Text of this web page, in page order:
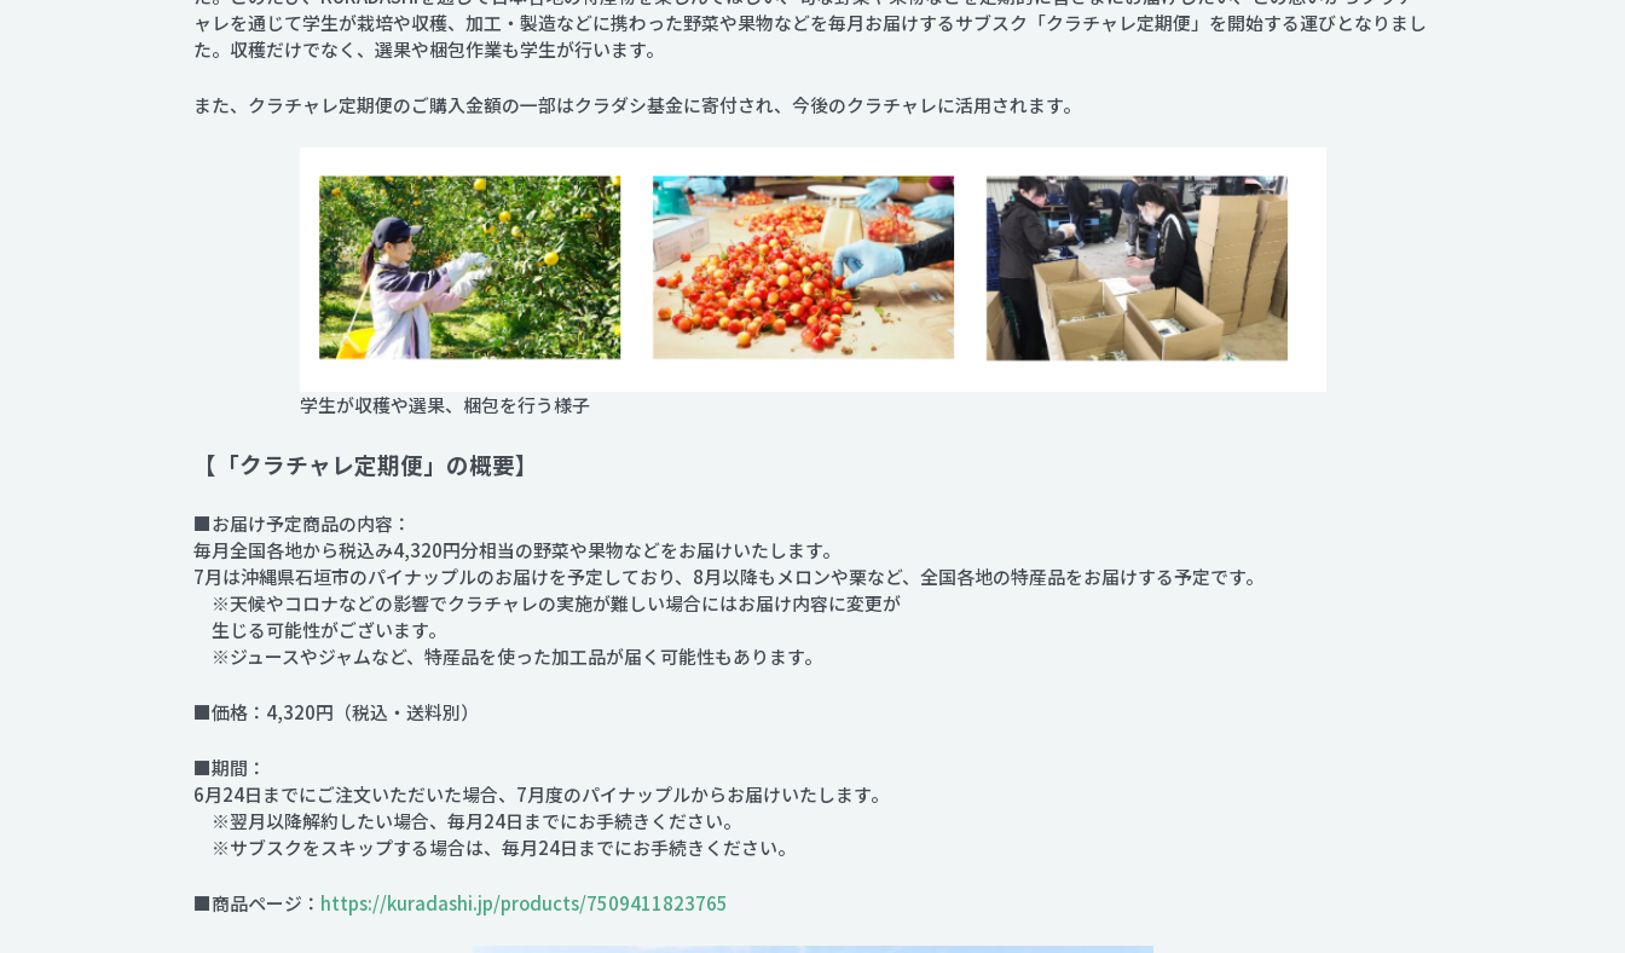
ャレを通じて学生が栽培や収穫、加工・製造などに携わった野菜や果物などを毎月お届けするサブスク「クラチャレ定期便」を開始する運びとなりまし
た。収穫だけでなく、選果や梱包作業も学生が行います。
また、クラチャレ定期便のご購入金額の一部はクラダシ基金に寄付され、今後のクラチャレに活用されます。
学生が収穫や選果、梱包を行う様子
【「クラチャレ定期便」の概要】
■お届け予定商品の内容：
毎月全国各地から税込み4,320円分相当の野菜や果物などをお届けいたします。
7月は沖縄県石垣市のパイナップルのお届けを予定しており、8月以降もメロンや栗など、全国各地の特産品をお届けする予定です。
※天候やコロナなどの影響でクラチャレの実施が難しい場合にはお届け内容に変更が
生じる可能性がございます。
※ジュースやジャムなど、特産品を使った加工品が届く可能性もあります。
■価格：4,320円（税込・送料別）
■期間：
6月24日までにご注文いただいた場合、7月度のパイナップルからお届けいたします。
※翌月以降解約したい場合、毎月24日までにお手続きください。
※サブスクをスキップする場合は、毎月24日までにお手続きください。
■商品ページ： https://kuradashi.jp/products/7509411823765